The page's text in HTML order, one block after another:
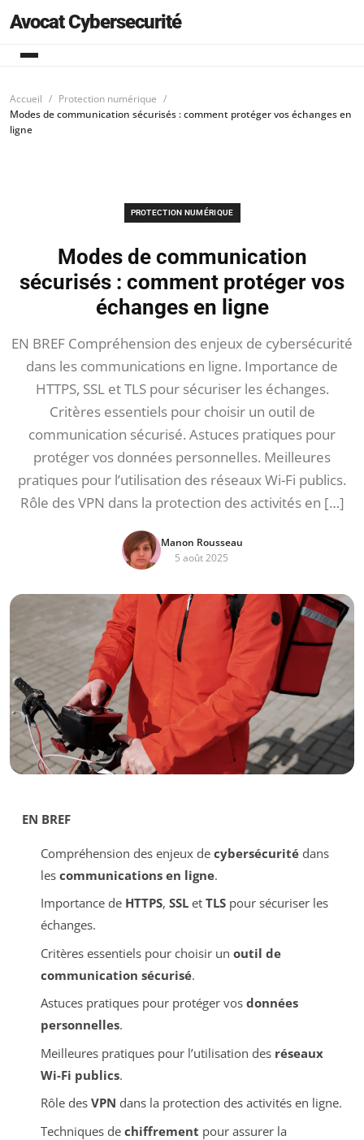
Avocat Cybersecurité
Accueil
Protection numérique
Modes de communication sécurisés : comment protéger vos échanges en
ligne
PROTECTION NUMÉRIQUE
Modes de communication
sécurisés : comment protéger vos
échanges en ligne
EN BREF Compréhension des enjeux de cybersécurité
dans les communications en ligne. Importance de
HTTPS, SSL et TLS pour sécuriser les échanges.
Critères essentiels pour choisir un outil de
communication sécurisé. Astuces pratiques pour
protéger vos données personnelles. Meilleures
pratiques pour l’utilisation des réseaux Wi-Fi publics.
Rôle des VPN dans la protection des activités en […]
Manon Rousseau
5 août 2025
EN BREF
Compréhension des enjeux de cybersécuritédans
les communications en ligne.
Importance de HTTPS, SSLet TLSpour sécuriser les
échanges.
Critères essentiels pour choisir un outil de
communication sécurisé.
Astuces pratiques pour protéger vos données
personnelles.
Meilleures pratiques pour l’utilisation des réseaux
Wi-Fi publics.
Rôle des VPN dans la protection des activités en ligne.
Techniques de chiffrement pour assurer la